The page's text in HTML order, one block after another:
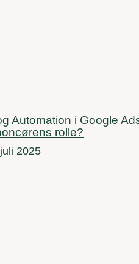
Automation i Google
rolle?
2025